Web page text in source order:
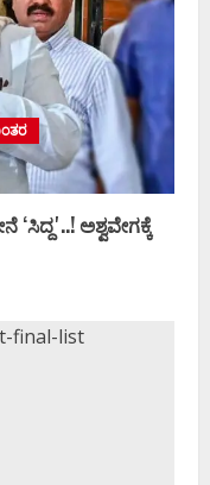
ಅಶ್ವವೇಗಕ್ಕೆ